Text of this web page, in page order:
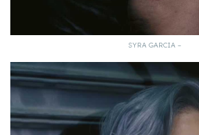
SYRA GARCIA –